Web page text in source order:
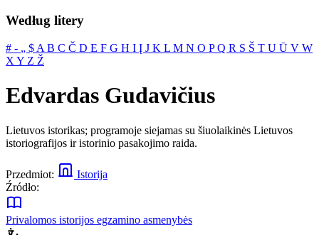
Według litery
# ‐ „ $ A B C Č D E F G H I Į J K L M N O PQ R S Š T U Ū V W
X Y Z Ž
Edvardas Gudavičius
Lietuvos istorikas; programoje siejamas su šiuolaikinės Lietuvos
istoriografijos ir istorinio pasakojimo raida.
Przedmiot:
Istorija
Źródło:
Privalomos istorijos egzamino asmenybės